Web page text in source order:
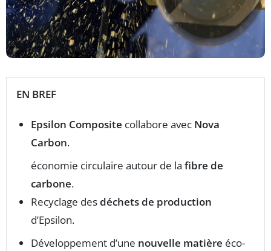
EN BREF
Epsilon Composite collabore avec Nova
Carbon.
économie circulaire autour de la fibre de
carbone.
Recyclage desdéchets de production
d’Epsilon.
Développement d’une nouvelle matière éco-